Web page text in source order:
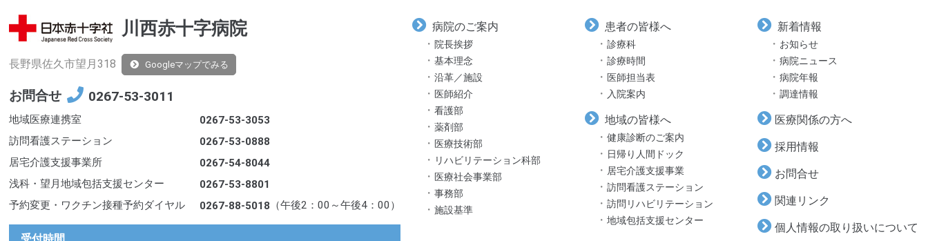
川西赤十字病院
長野県佐久市望月318 Googleマップでみる
お問合せ 0267-53-3011
地域医療連携室
0267-53-3053
訪問看護ステーション
0267-53-0888
居宅介護支援事業所
0267-54-8044
浅科・望月地域包括支援センター
0267-53-8801
予約変更・ワクチン接種予約ダイヤル
0267-88-5018 （午後2：00～午後4：00）
受付時間
病院のご案内
院長挨拶
基本理念
沿革／施設
医師紹介
看護部
薬剤部
医療技術部
リハビリテーション科部
医療社会事業部
事務部
施設基準
患者の皆様へ
診療科
診療時間
医師担当表
入院案内
地域の皆様へ
健康診断のご案内
日帰り人間ドック
居宅介護支援事業
訪問看護ステーション
訪問リハビリテーション
地域包括支援センター
新着情報
お知らせ
病院ニュース
病院年報
調達情報
医療関係の方へ
採用情報
お問合せ
関連リンク
個人情報の取り扱いについて